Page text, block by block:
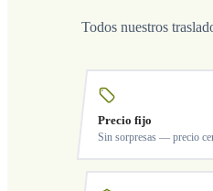
Todos nuestros
Precio fijo
Sin sorpresas — precio